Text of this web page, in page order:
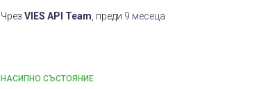
Чрез VIES API Team , преди 9 месеца
НАСИПНО СЪСТОЯНИЕ